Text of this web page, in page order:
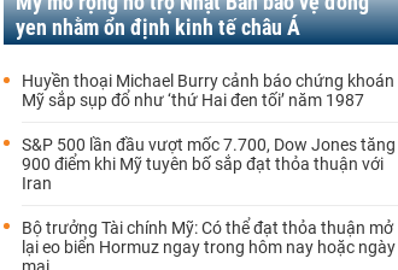
yen nhằm ổn định kinh tế châu Á
Huyền thoại Michael Burry cảnh báo chứng khoán
Mỹ sắp sụp đổ như ‘thứ Hai đen tối’ năm 1987
S&P 500 lần đầu vượt mốc 7.700, Dow Jones tăng
900 điểm khi Mỹ tuyên bố sắp đạt thỏa thuận với
Iran
Bộ trưởng Tài chính Mỹ: Có thể đạt thỏa thuận mở
lại eo biển Hormuz ngay trong hôm nay hoặc ngày